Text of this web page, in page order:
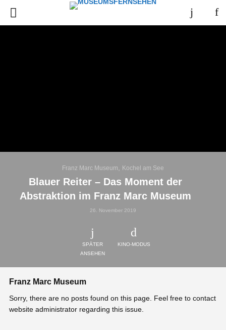
Franz Marc Museum Kochel am See
Blauer Reiter – Das Moment der
Abstraktion im Franz Marc Museum
26. November 2019
SPÄTER
ANSEHEN
KINO-MODUS
Franz Marc Museum
Sorry, there are no posts found on this page. Feel free to contact
website administrator regarding this issue.